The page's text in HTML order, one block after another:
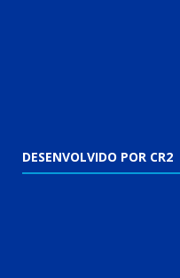
DESENVOLVIDO POR CR2